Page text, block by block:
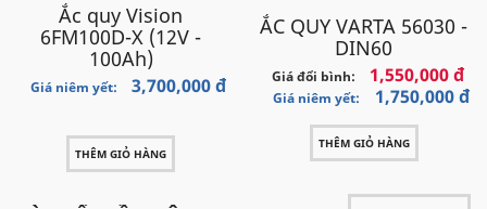
Ắc quy Vision
6FM100D-X (12V -
100Ah)
Giá niêm yết: 3,700,000 đ
THÊM GIỎ HÀNG
ẮC QUY VARTA 56030 -
DIN60
Giá đổi bình: 1,550,000 đ
Giá niêm yết: 1,750,000 đ
THÊM GIỎ HÀNG